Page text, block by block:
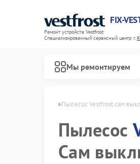
FIX-
Ремонт устройств Vestfrost
Специализированный cервисный центр г.
Мы ремонтируем
Vestfrost в Казани Пылесос Vestfrost сам
Пылесос
Сам